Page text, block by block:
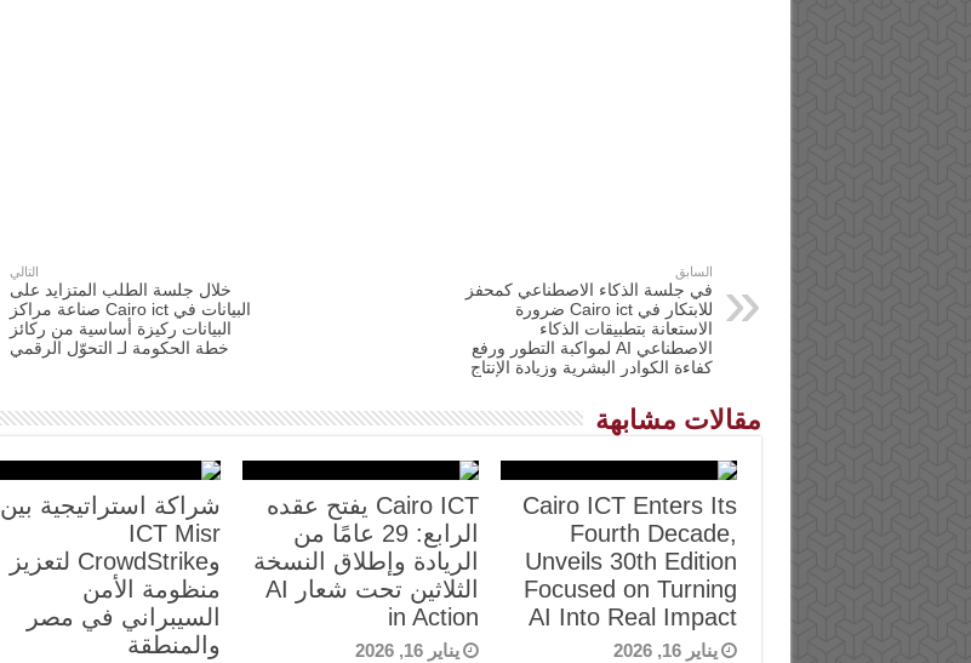
السابق
في جلسة الذكاء الاصطناعي كمحفز
للابتكار في Cairo ict ضرورة
الاستعانة بتطبيقات الذكاء
الاصطناعي AI لمواكبة التطور ورفع
كفاءة الكوادر البشرية وزيادة الإنتاج
التالي
خلال جلسة الطلب المتزايد على
البيانات في Cairo ict صناعة مراكز
البيانات ركيزة أساسية من ركائز
خطة الحكومة لـ التحوّل الرقمي
مقالات مشابهة
Cairo ICT Enters Its
Fourth Decade,
Unveils 30th Edition
Focused on Turning
AI Into Real Impact
يناير 16, 2026
Cairo ICT يفتح عقده
الرابع: 29 عامًا من
الريادة وإطلاق النسخة
الثلاثين تحت شعار AI
in Action
يناير 16, 2026
شراكة استراتيجية بين
ICT Misr
وCrowdStrike لتعزيز
منظومة الأمن
السيبراني في مصر
والمنطقة